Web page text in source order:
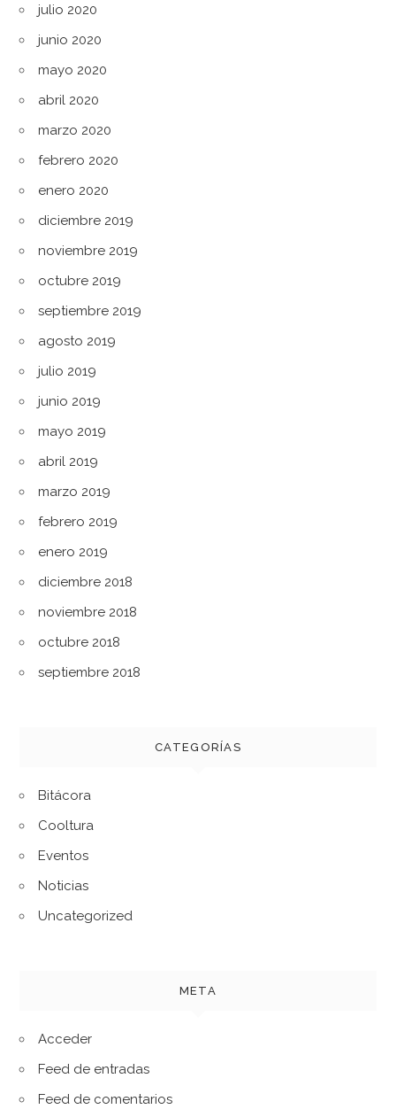
julio 2020
junio 2020
mayo 2020
abril 2020
marzo 2020
febrero 2020
enero 2020
diciembre 2019
noviembre 2019
octubre 2019
septiembre 2019
agosto 2019
julio 2019
junio 2019
mayo 2019
abril 2019
marzo 2019
febrero 2019
enero 2019
diciembre 2018
noviembre 2018
octubre 2018
septiembre 2018
CATEGORÍAS
Bitácora
Cooltura
Eventos
Noticias
Uncategorized
META
Acceder
Feed de entradas
Feed de comentarios